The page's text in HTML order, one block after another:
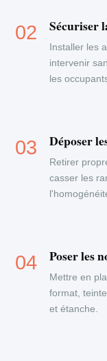
Sécuriser
Installer les
intervenir
les
Déposer
Retirer
casser les
Poser les
Mettre en
format,
et étanche.